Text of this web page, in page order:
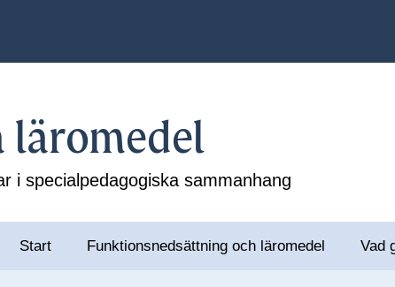
läromedel
i specialpedagogiska sammanhang
Start Funktionsnedsättning och läromedel Vad